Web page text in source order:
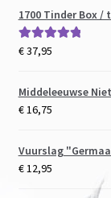
1700 Tinder Box
Gewaardeerd
€37,95
Middeleeuwse
€16,75
Vuurslag
€12,95